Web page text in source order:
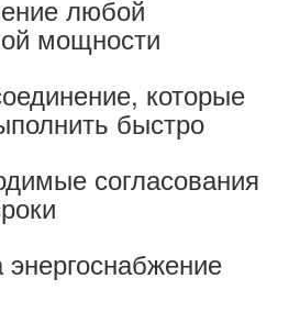
любой
мощности
которые
быстро
согласования
энергоснабжение